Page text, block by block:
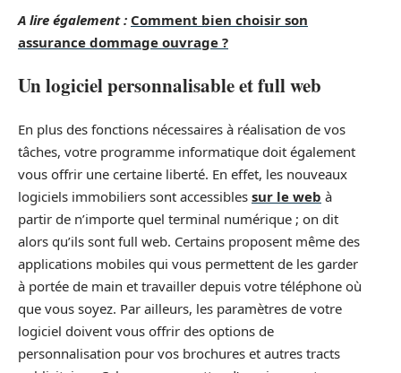
A lire également : Comment bien choisir son
assurance dommage ouvrage ?
Un logiciel personnalisable et full web
En plus des fonctions nécessaires à réalisation de vos
tâches, votre programme informatique doit également
vous offrir une certaine liberté. En effet, les nouveaux
logiciels immobiliers sont accessibles sur le web à
partir de n’importe quel terminal numérique ; on dit
alors qu’ils sont full web. Certains proposent même des
applications mobiles qui vous permettent de les garder
à portée de main et travailler depuis votre téléphone où
que vous soyez. Par ailleurs, les paramètres de votre
logiciel doivent vous offrir des options de
personnalisation pour vos brochures et autres tracts